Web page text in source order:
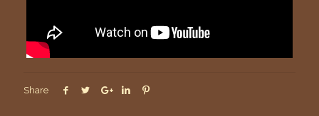
Share